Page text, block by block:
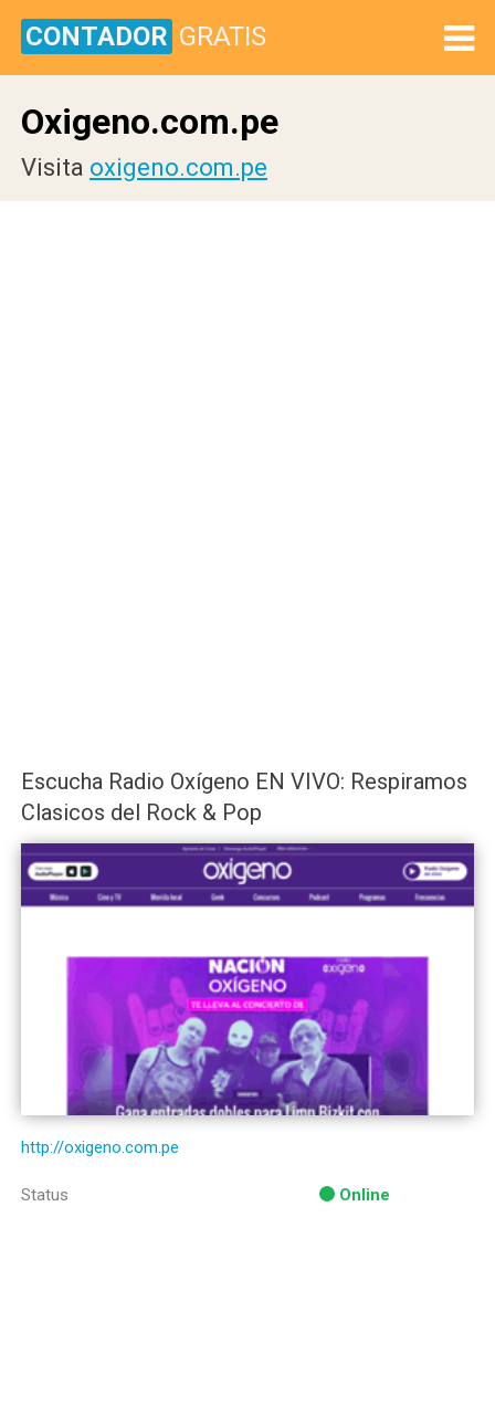
CONTADOR GRATIS
Oxigeno.com.pe
Visita oxigeno.com.pe
Escucha Radio Oxígeno EN VIVO: Respiramos
Clasicos del Rock & Pop
http://oxigeno.com.pe
Status Online